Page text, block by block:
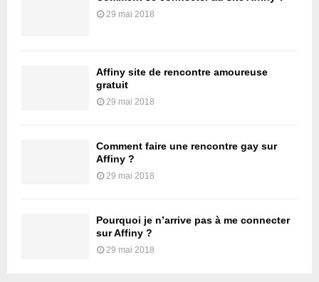
29 mai 2018
Affiny site de rencontre amoureuse
gratuit
29 mai 2018
Comment faire une rencontre gay sur
Affiny ?
29 mai 2018
Pourquoi je n’arrive pas à me connecter
sur Affiny ?
29 mai 2018